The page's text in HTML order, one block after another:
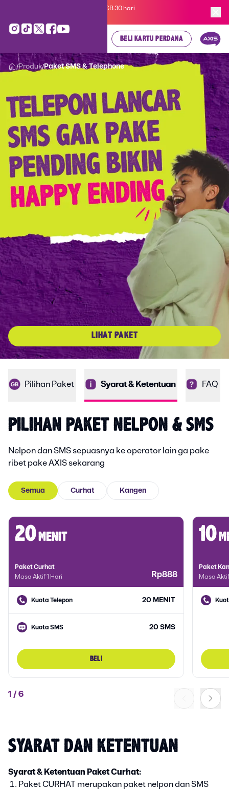
Kartu Perdana AXIS Suka-Suka 3GB 30 hari
BELI KARTU PERDANA
/Produk/ Paket SMS & Telephone
LIHAT PAKET
Pilihan Paket Syarat & Ketentuan FAQ
PILIHAN PAKET NELPON & SMS
Nelpon dan SMS sepuasnya ke operator lain ga pake
ribet pake AXIS sekarang
Semua Curhat Kangen
20 menit
Paket Curhat
Masa Aktif 1 Hari
Rp888
Kuota Telepon 20 MENIT
Kuota SMS 20 SMS
BELI
10
Paket
Masa
1 / 6
SYARAT DAN KETENTUAN
Syarat & Ketentuan Paket Curhat:
Paket CURHAT merupakan paket nelpon dan SMS